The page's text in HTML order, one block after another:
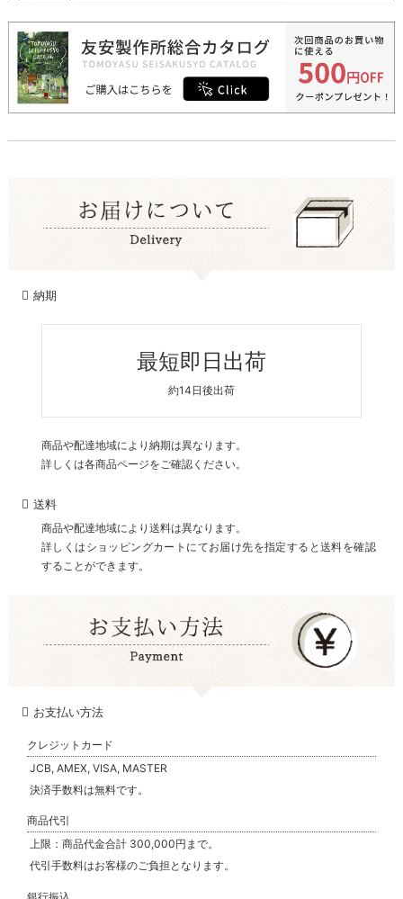
納期
最短即日出荷
約14日後出荷
商品や配達地域により納期は異なります。
詳しくは各商品ページをご確認ください。
送料
商品や配達地域により送料は異なります。
詳しくはショッピングカートにてお届け先を指定すると送料を確認
することができます。
お支払い方法
クレジットカード
JCB, AMEX, VISA, MASTER
決済手数料は無料です。
商品代引
上限：商品代金合計 300,000円まで。
代引手数料はお客様のご負担となります。